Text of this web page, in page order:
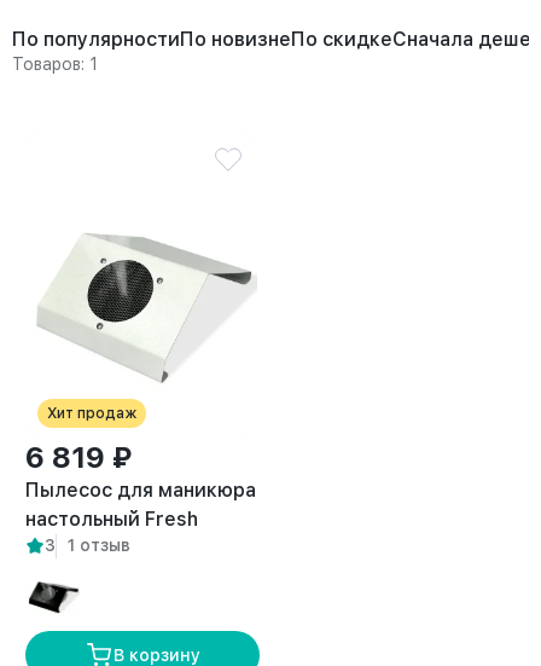
По популярностиПо новизнеПо скидкеСначала
Товаров: 1
Хит продаж
6 819 ₽
Пылесос для маникюра
настольный Fresh
белый
3 1 отзыв
В корзину